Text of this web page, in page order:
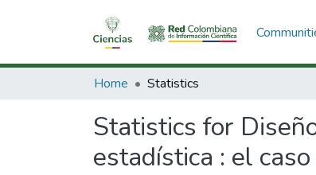
Home Statistics
Statistics for
estadística : el